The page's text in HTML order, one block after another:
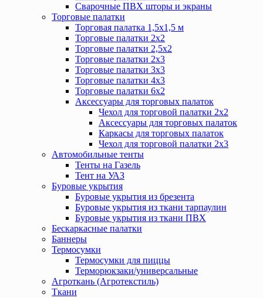
Сварочные ПВХ шторы и экраны
Торговые палатки
Торговая палатка 1,5х1,5 м
Торговые палатки 2х2
Торговые палатки 2,5х2
Торговые палатки 2х3
Торговые палатки 3х3
Торговые палатки 4х3
Торговые палатки 6х2
Аксессуары для торговых палаток
Чехол для торговой палатки 2х2
Аксессуары для торговых палаток
Каркасы для торговых палаток
Чехол для торговой палатки 2х3
Автомобильные тенты
Тенты на Газель
Тент на УАЗ
Буровые укрытия
Буровые укрытия из брезента
Буровые укрытия из ткани тарпаулин
Буровые укрытия из ткани ПВХ
Бескаркасные палатки
Баннеры
Термосумки
Термосумки для пиццы
Терморюкзаки/универсальные
Агроткань (Агротекстиль)
Ткани